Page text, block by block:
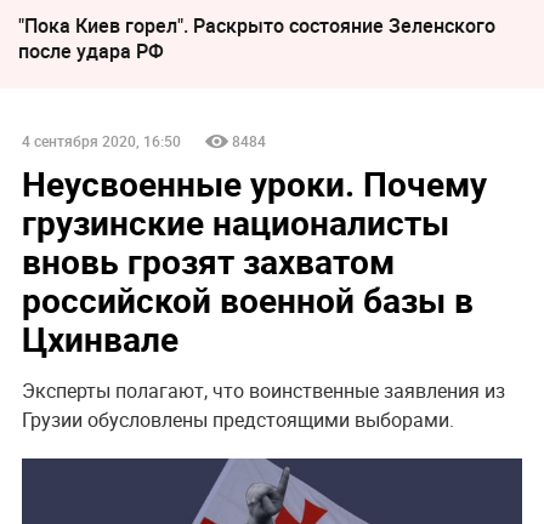
"Пока Киев горел". Раскрыто состояние Зеленского
после удара РФ
4 сентября 2020, 16:50 8484
Неусвоенные уроки. Почему
грузинские националисты
вновь грозят захватом
российской военной базы в
Цхинвале
Эксперты полагают, что воинственные заявления из
Грузии обусловлены предстоящими выборами.